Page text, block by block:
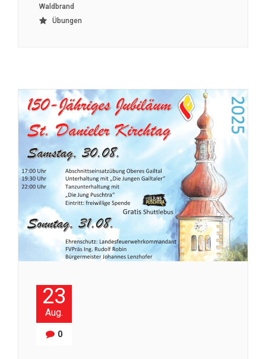
Waldbrand
Übungen
23
Aug.
0